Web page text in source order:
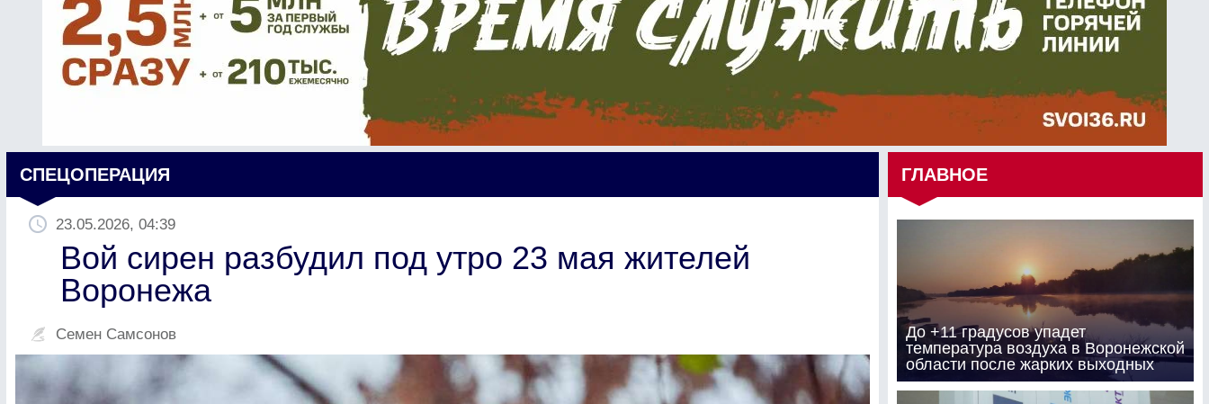
СПЕЦОПЕРАЦИЯ
23.05.2026, 04:39
Вой сирен разбудил под утро 23 мая жителей
Воронежа
Семен Самсонов
ГЛАВНОЕ
До +11 градусов упадет
температура воздуха в Воронежской
области после жарких выходных